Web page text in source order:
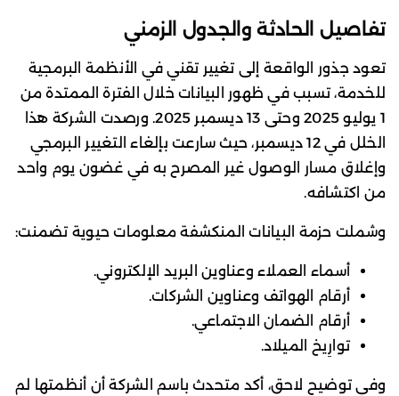
تفاصيل الحادثة والجدول الزمني
تعود جذور الواقعة إلى تغيير تقني في الأنظمة البرمجية
للخدمة، تسبب في ظهور البيانات خلال الفترة الممتدة من
1 يوليو 2025 وحتى 13 ديسمبر 2025. ورصدت الشركة هذا
الخلل في 12 ديسمبر، حيث سارعت بإلغاء التغيير البرمجي
وإغلاق مسار الوصول غير المصرح به في غضون يوم واحد
من اكتشافه.
وشملت حزمة البيانات المنكشفة معلومات حيوية تضمنت:
أسماء العملاء وعناوين البريد الإلكتروني.
أرقام الهواتف وعناوين الشركات.
أرقام الضمان الاجتماعي.
توارِيخ الميلاد.
وفي توضيح لاحق، أكد متحدث باسم الشركة أن أنظمتها لم